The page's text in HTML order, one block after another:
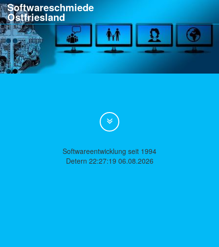
Softwareschmiede
Ostfriesland
Softwareentwicklung seit 1994
Detern 22:27:19 06.08.2026